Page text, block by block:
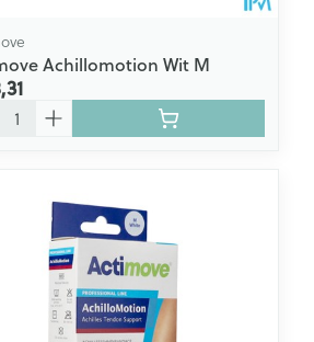
Achillomotion Wit M